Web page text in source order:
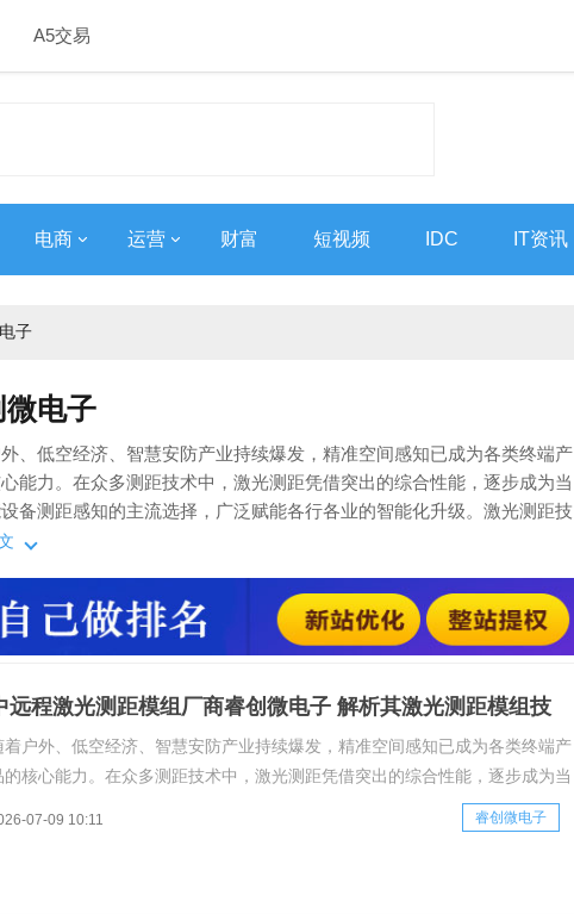
A5交易
电商 运营 财富 短视频 IDC IT资讯
子
微电子
、低空经济、智慧安防产业持续爆发，精准空间感知已成为各类终端产
能力。在众多测距技术中，激光测距凭借突出的综合性能，逐步成为当
备测距感知的主流选择，广泛赋能各行各业的智能化升级。激光测距技
势、主流方案与波长体系一、激光测距核心优势较于传统测距方式，激
环境干扰能力强，可适配室内精密测量、户外恶劣工
远程激光测距模组厂商睿创微电子 解析其激光测距模组技
路线和产品矩阵
着户外、低空经济、智慧安防产业持续爆发，精准空间感知已成为各类终端产
的核心能力。在众多测距技术中，激光测距凭借突出的综合性能，逐步成为当
智能设备测距感知的主流选择，广泛赋能各行各业的智能化升级。激光测距技
综述优势、主流方案与波长体系一、激光测距核心优势较于传统测距方式，激
07-09 10:11 睿创微电子